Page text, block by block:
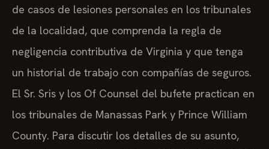
de casos de lesiones personales en los tribunales
de la localidad, que comprenda la regla de
negligencia contributiva de Virginia y que tenga
un historial de trabajo con compañías de seguros.
El Sr. Sris y los Of Counsel del bufete practican en
los tribunales de Manassas Park y Prince William
County. Para discutir los detalles de su asunto,